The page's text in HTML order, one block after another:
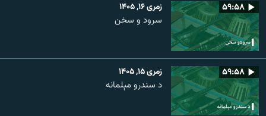
۵۹:۵۸ زمری ۱۶, ۱۴۰۵
سرود و سخن
۵۹:۵۸ زمری ۱۵, ۱۴۰۵
د سندرو مېلمانه